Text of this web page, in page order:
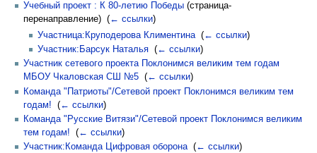
Учебный проект : К 80-летию Победы (страница-
перенаправление) ‎ (← ссылки)
Участница:Круподерова Климентина‎(← ссылки)
Участник:Барсук Наталья ‎(← ссылки)
Участник сетевого проекта Поклонимся великим тем годам
МБОУ Чкаловская СШ №5 (← ссылки)
Команда "Патриоты"/Сетевой проект Поклонимся великим тем
годам!
(← ссылки)
Команда "Русские Витязи"/Сетевой проект Поклонимся великим
тем годам!
(← ссылки)
Участник:Команда Цифровая оборона‎ (← ссылки)